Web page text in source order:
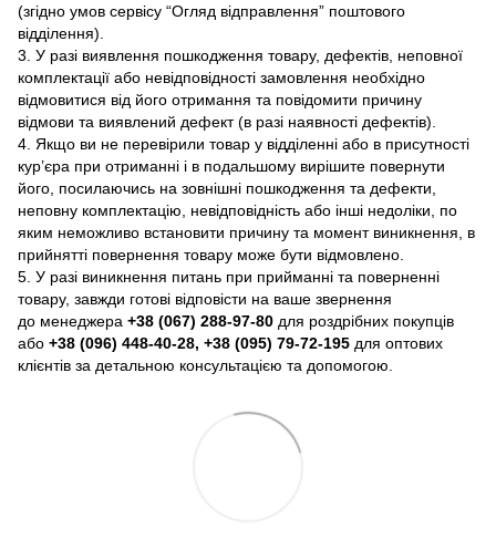
(згідно умов сервісу “Огляд відправлення” поштового
відділення).
3. У разі виявлення пошкодження товару, дефектів, неповної
комплектації або невідповідності замовлення необхідно
відмовитися від його отримання та повідомити причину
відмови та виявлений дефект (в разі наявності дефектів).
4. Якщо ви не перевірили товар у відділенні або в присутності
кур’єра при отриманні і в подальшому вирішите повернути
його, посилаючись на зовнішні пошкодження та дефекти,
неповну комплектацію, невідповідність або інші недоліки, по
яким неможливо встановити причину та момент виникнення, в
прийнятті повернення товару може бути відмовлено.
5. У разі виникнення питань при прийманні та поверненні
товару, завжди готові відповісти на ваше звернення
до менеджера +38 (067) 288-97-80 для роздрібних покупців
або +38 (096) 448-40-28, +38 (095) 79-72-195 для оптових
клієнтів за детальною консультацією та допомогою.